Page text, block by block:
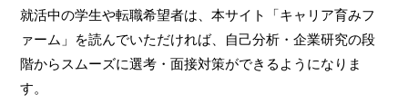
就活中の学生や転職希望者は、本サイト「キャリア育みフ
ァーム」を読んでいただければ、自己分析・企業研究の段
階からスムーズに選考・面接対策ができるようになりま
す。